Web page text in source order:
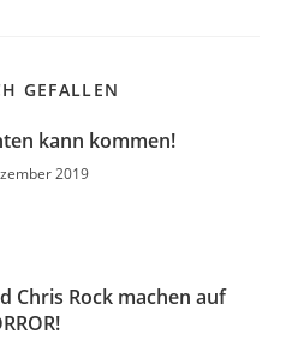
GEFALLEN
kann kommen!
2019
Chris Rock machen auf